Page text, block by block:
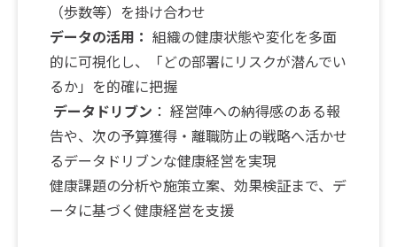
（歩数等）を掛け合わせ
データの活用： 組織の健康状態や変化を多面
的に可視化し、「どの部署にリスクが潜んでい
るか」を的確に把握
データドリブン ： 経営陣への納得感のある報
告や、次の予算獲得・離職防止の戦略へ活かせ
るデータドリブンな健康経営を実現
健康課題の分析や施策立案、効果検証まで、デ
ータに基づく健康経営を支援